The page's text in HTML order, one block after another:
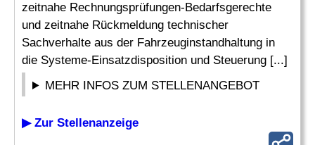
zeitnahe Rechnungsprüfungen-Bedarfsgerechte
und zeitnahe Rückmeldung technischer
Sachverhalte aus der Fahrzeuginstandhaltung in
die Systeme-Einsatzdisposition und Steuerung [...]
MEHR INFOS ZUM STELLENANGEBOT
▶ Zur Stellenanzeige